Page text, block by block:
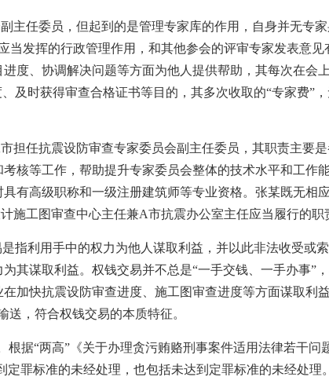
任委员，但起到的是管理专家库的作用，自身并无专家
发挥的行政管理作用，和其他参会的评审专家发表意
度、协调解决问题等方面为他人提供帮助，其每次在会
及时获得审查合格证书等目的，其多次收取的“专家费”
任抗震设防审查专家委员会副主任委员，其职责主要
核等工作，帮助提升专家委员会整体的技术水平和工作
有高级职称和一级注册建筑师等专业资格。张某既无相
工图审查中心主任兼A市抗震办公室主任应当履行的职
利用手中的权力为他人谋取利益，并以此非法收受或
其谋取利益。权钱交易并不总是“一手交钱、一手办事”
加快抗震设防审查进度、施工图审查进度等方面谋取利
，符合权钱交易的本质特征。
据“两高”《关于办理贪污贿赂刑事案件适用法律若干问
罪标准的未经处理，也包括未达到定罪标准的未经处